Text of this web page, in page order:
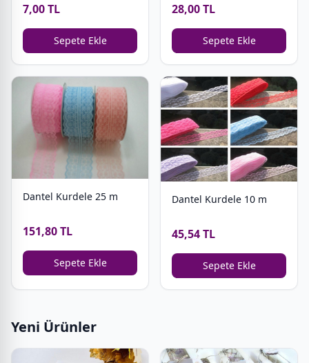
7,00 TL
Sepete Ekle
28,00 TL
Sepete Ekle
Dantel Kurdele 25 m
151,80 TL
Sepete Ekle
Dantel Kurdele 10 m
45,54 TL
Sepete Ekle
Yeni Ürünler